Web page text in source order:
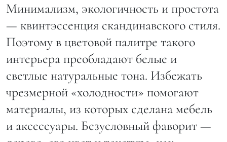
Минимализм, экологичность и простота
— квинтэссенция скандинавского стиля.
Поэтому в цветовой палитре такого
интерьера преобладают белые и
светлые натуральные тона. Избежать
чрезмерной «холодности» помогают
материалы, из которых сделана мебель
и аксессуары. Безусловный фаворит —